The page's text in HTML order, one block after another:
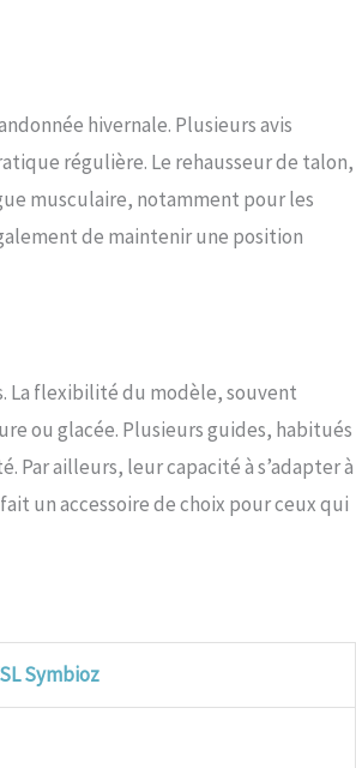
hivernale. Plusieurs avis
régulière. Le rehausseur de talon,
musculaire, notamment pour les
de maintenir une position
La flexibilité du modèle, souvent
ou glacée. Plusieurs guides, habitués
ailleurs, leur capacité à s’adapter à
un accessoire de choix pour ceux qui
Symbioz